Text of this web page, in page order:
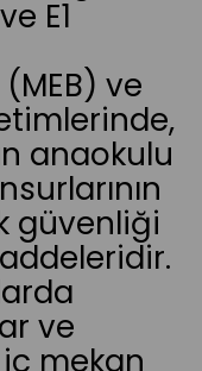
E1
ve
anaokulu
güvenliği
ve
mekan